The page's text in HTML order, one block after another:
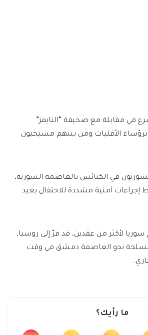
في مقابلة مع صحيفة “التايمز”
برؤساء الأقليات ومن بينهم مسيحيون
في الكنائس بالعاصمة السورية،
إجراءات أمنية مشددة للاحتفال بعيد
لأكثر من عقدين، قد فرّ إلى روسيا،
نحو العاصمة دمشق في وقت
ما رأيك؟